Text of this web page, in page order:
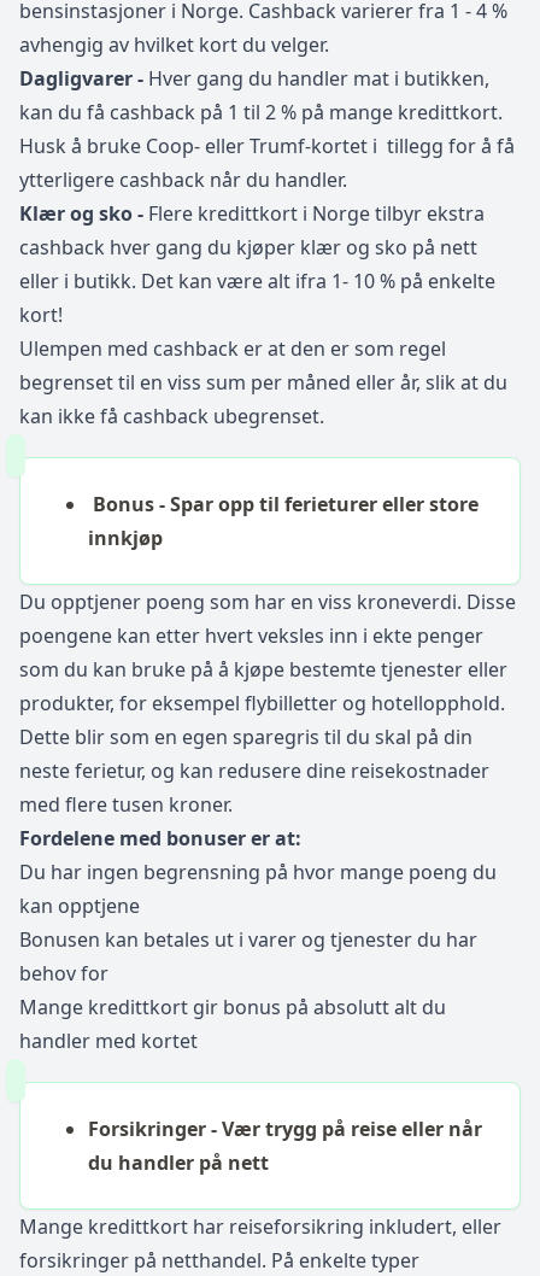
bensinstasjoner i Norge. Cashback varierer fra 1 - 4 %
avhengig av hvilket kort du velger.
Dagligvarer - Hver gang du handler mat i butikken,
kan du få cashback på 1 til 2 % på mange kredittkort.
Husk å bruke Coop- eller Trumf-kortet i tillegg for å få
ytterligere cashback når du handler.
Klær og sko - Flere kredittkort i Norge tilbyr ekstra
cashback hver gang du kjøper klær og sko på nett
eller i butikk. Det kan være alt ifra 1- 10 % på enkelte
kort!
Ulempen med cashback er at den er som regel
begrenset til en viss sum per måned eller år, slik at du
kan ikke få cashback ubegrenset.
Bonus - Spar opp til ferieturer eller store
innkjøp
Du opptjener poeng som har en viss kroneverdi. Disse
poengene kan etter hvert veksles inn i ekte penger
som du kan bruke på å kjøpe bestemte tjenester eller
produkter, for eksempel flybilletter og hotellopphold.
Dette blir som en egen sparegris til du skal på din
neste ferietur, og kan redusere dine reisekostnader
med flere tusen kroner.
Fordelene med bonuser er at:
Du har ingen begrensning på hvor mange poeng du
kan opptjene
Bonusen kan betales ut i varer og tjenester du har
behov for
Mange kredittkort gir bonus på absolutt alt du
handler med kortet
Forsikringer - Vær trygg på reise eller når
du handler på nett
Mange kredittkort har reiseforsikring inkludert, eller
forsikringer på netthandel. På enkelte typer